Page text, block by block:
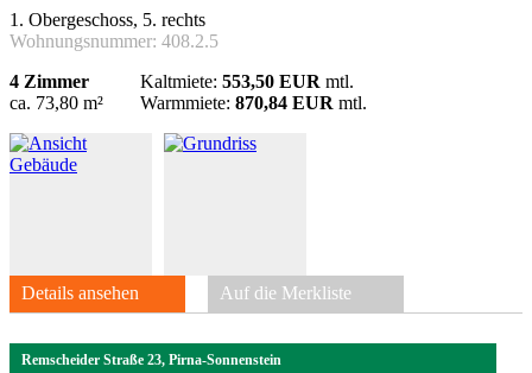
1. Obergeschoss, 5. rechts
Wohnungsnummer: 408.2.5
4 Zimmer
ca. 73,80 m²
Kaltmiete: 553,50 EUR mtl.
Warmmiete: 870,84 EUR mtl.
Details ansehen Auf die Merkliste
Remscheider Straße 23, Pirna-Sonnenstein